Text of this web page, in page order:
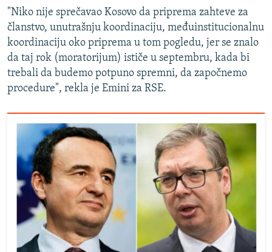
"Niko nije sprečavao Kosovo da priprema zahteve za
članstvo, unutrašnju koordinaciju, međuinstitucionalnu
koordinaciju oko priprema u tom pogledu, jer se znalo
da taj rok (moratorijum) ističe u septembru, kada bi
trebali da budemo potpuno spremni, da započnemo
procedure", rekla je Emini za RSE.